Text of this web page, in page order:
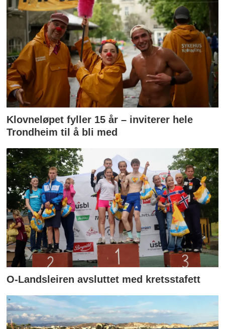
Klovneløpet fyller 15 år – inviterer hele
Trondheim til å bli med
O-Landsleiren avsluttet med kretsstafett